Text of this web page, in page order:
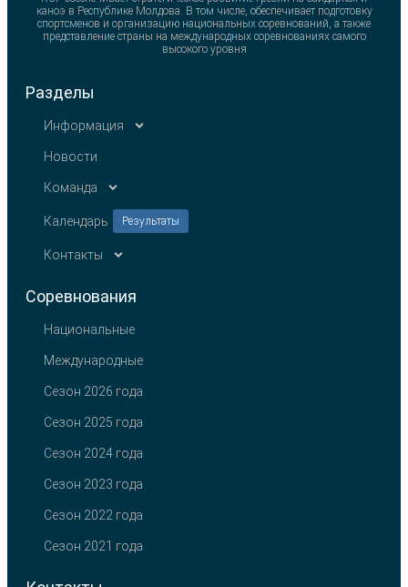
каноэ в Республике Молдова. В том числе, обеспечивает подготовку
спортсменов и организацию национальных соревнований, а также
представление страны на международных соревнованиях самого
высокого уровня
Разделы
Информация
Новости
Команда
Календарь Результаты
Контакты
Соревнования
Национальные
Международные
Сезон 2026 года
Сезон 2025 года
Сезон 2024 года
Сезон 2023 года
Сезон 2022 года
Сезон 2021 года